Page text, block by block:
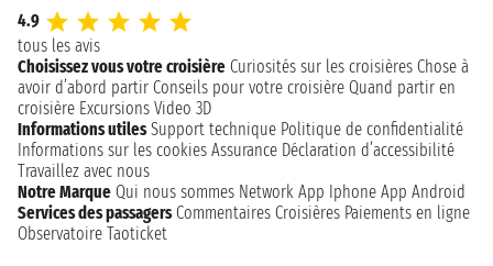
4.9
tous les avis
Choisissez vous votre croisière Curiosités sur les croisières Chose à
avoir d’abord partir Conseils pour votre croisière Quand partir en
croisière Excursions Video 3D
Informations utiles Support technique Politique de confidentialité
Informations sur les cookies Assurance Déclaration d’accessibilité
Travaillez avec nous
Notre Marque Qui nous sommes Network App Iphone App Android
Services des passagers Commentaires Croisières Paiements en ligne
Observatoire Taoticket